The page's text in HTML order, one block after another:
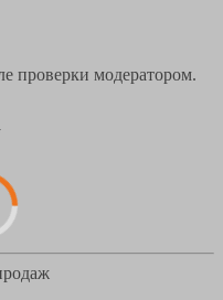
проверки модератором.